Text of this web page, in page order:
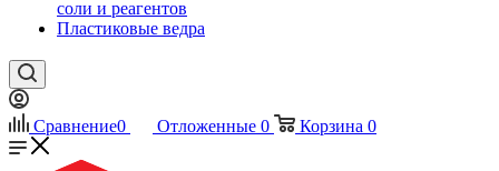
соли и реагентов
Пластиковые ведра
Сравнение0 Отложенные 0 Корзина 0